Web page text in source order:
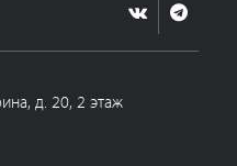
д. 20, 2 этаж